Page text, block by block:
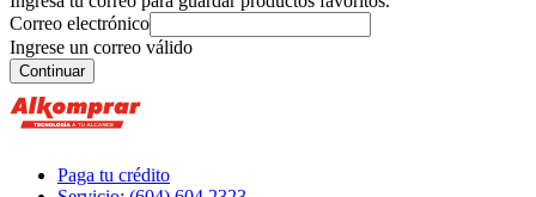
Correo electrónico
Ingrese un correo válido
Continuar
Paga tu crédito